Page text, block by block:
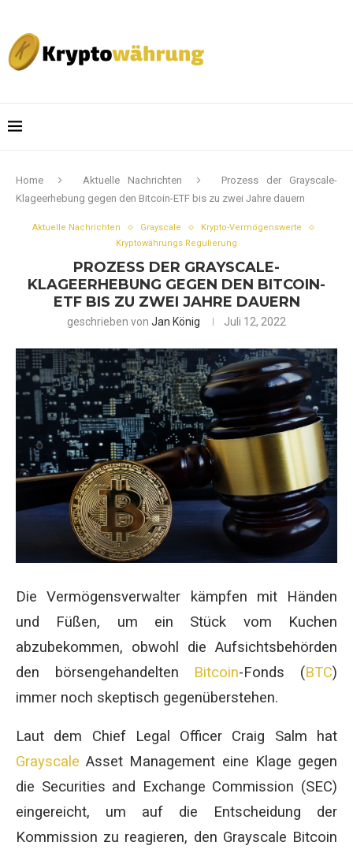
Home Aktuelle Nachrichten
Prozess der Grayscale-
Klageerhebung gegen den Bitcoin-ETF bis zu zwei Jahre dauern
Aktuelle Nachrichten Grayscale
Krypto-Vermögenswerte
Kryptowährungs Regulierung
PROZESS DER GRAYSCALE-
KLAGEERHEBUNG GEGEN DEN BITCOIN-
ETF BIS ZU ZWEI JAHRE DAUERN
geschrieben von Jan König Juli 12, 2022
Die Vermögensverwalter kämpfen mit Händen
und Füßen, um ein Stück vom Kuchen
abzubekommen, obwohl die Aufsichtsbehörden
den börsengehandelten Bitcoin-Fonds (BTC)
immer noch skeptisch gegenüberstehen.
Laut dem Chief Legal Officer Craig Salm hat
Grayscale Asset Management eine Klage gegen
die Securities and Exchange Commission (SEC)
eingereicht, um auf die Entscheidung der
Kommission zu reagieren, den Grayscale Bitcoin